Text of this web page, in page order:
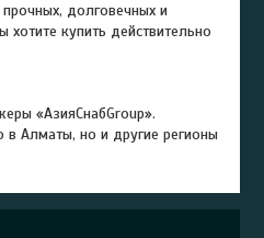
долговечных и
купить действительно
«АзияСнабGroup».
Алматы, но и другие регионы